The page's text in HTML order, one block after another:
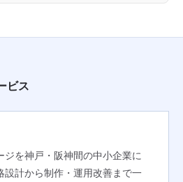
ビス
ジを神戸・阪神間の中小企業に
設計から制作・運用改善まで一